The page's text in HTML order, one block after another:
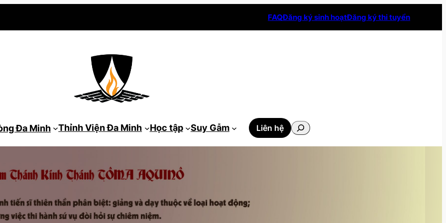
FAQĐăng ký sinh hoạtĐăng ký thi tuyển
Đa Minh Thỉnh Viện Đa Minh Học tập Suy Gẫm Liên hệ
Tìm
kiếm